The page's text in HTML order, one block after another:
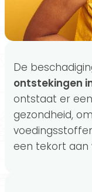
De
ontstekingen
ontstaat er
gezondheid,
een tekort aan